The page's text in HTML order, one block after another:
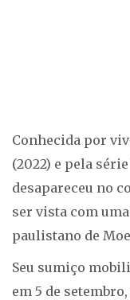
Conhecida por
(2022) e pela série
desapareceu no
ser vista com
paulistano de
Seu sumiço
em 5 de